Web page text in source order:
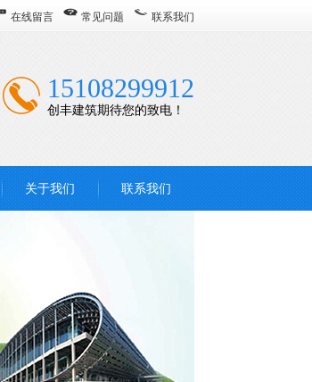
在线留言 常见问题 联系我们
15108299912
创丰建筑期待您的致电！
关于我们 联系我们